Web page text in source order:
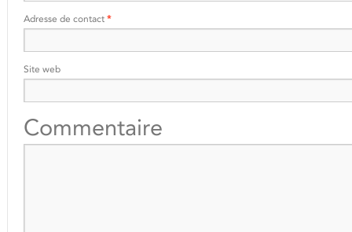
Adresse de contact *
Site web
Commentaire